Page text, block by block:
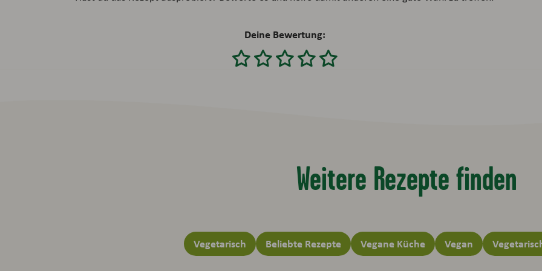
Deine Bewertung:
Weitere Rezepte finden
Vegetarisch Beliebte Rezepte Vegane Küche Vegan